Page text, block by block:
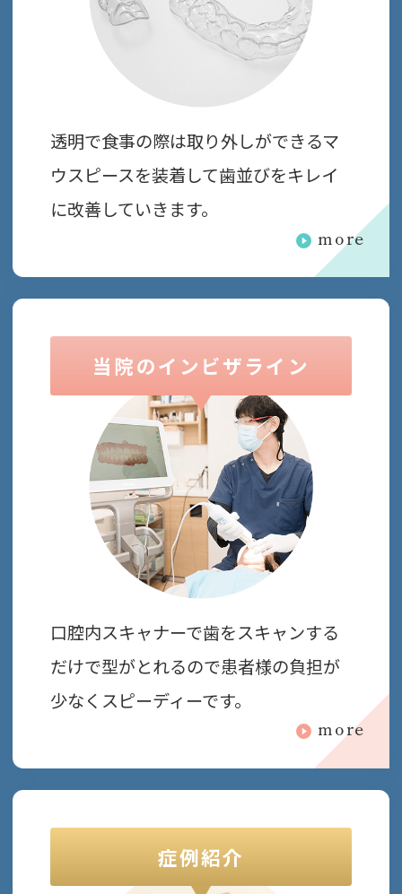
透明で食事の際は取り外しができるマ
ウスピースを装着して歯並びをキレイ
に改善していきます。
more
当院のインビザライン
口腔内スキャナーで歯をスキャンする
だけで型がとれるので患者様の負担が
少なくスピーディーです。
more
症例紹介